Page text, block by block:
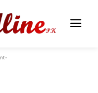
-Advertisement-